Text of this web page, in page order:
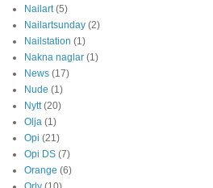
Nailart (5)
Nailartsunday (2)
Nailstation (1)
Nakna naglar (1)
News (17)
Nude (1)
Nytt (20)
Olja (1)
Opi (21)
Opi DS (7)
Orange (6)